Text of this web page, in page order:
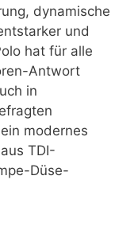
dynamische
und
hat für alle
Antwort
in
modernes
TDI-
Düse-